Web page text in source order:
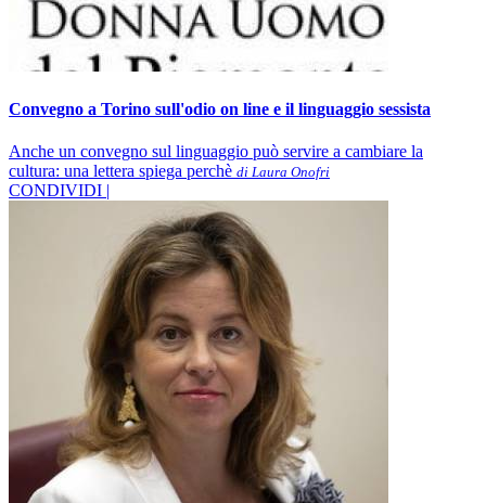
Convegno a Torino sull'odio on line e il linguaggio sessista
Anche un convegno sul linguaggio può servire a cambiare la
cultura: una lettera spiega perchè di Laura Onofri
CONDIVIDI |